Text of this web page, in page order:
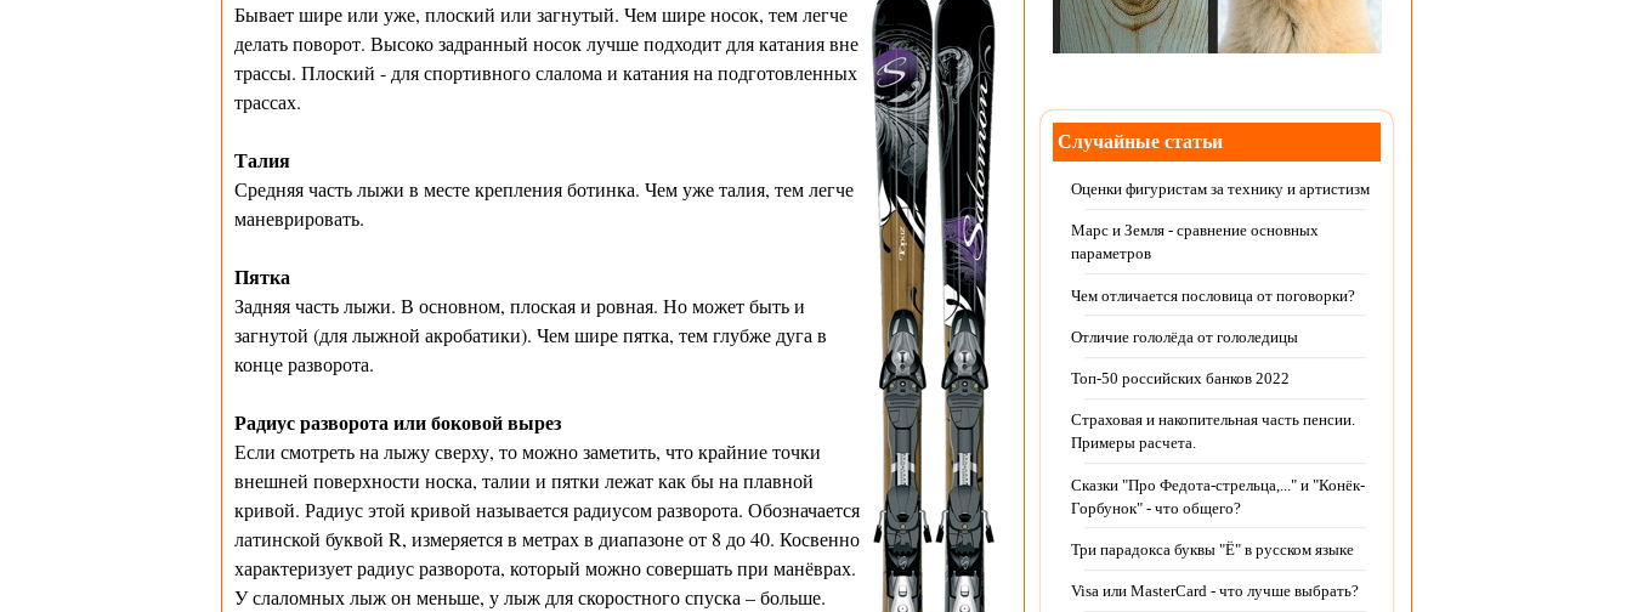
Бывает шире или уже, плоский или загнутый. Чем шире носок, тем легче
делать поворот. Высоко задранный носок лучше подходит для катания вне
трассы. Плоский - для спортивного слалома и катания на подготовленных
трассах.
Талия
Средняя часть лыжи в месте крепления ботинка. Чем уже талия, тем легче
маневрировать.
Пятка
Задняя часть лыжи. В основном, плоская и ровная. Но может быть и
загнутой (для лыжной акробатики). Чем шире пятка, тем глубже дуга в
конце разворота.
Радиус разворота или боковой вырез
Если смотреть на лыжу сверху, то можно заметить, что крайние точки
внешней поверхности носка, талии и пятки лежат как бы на плавной
кривой. Радиус этой кривой называется радиусом разворота. Обозначается
латинской буквой R, измеряется в метрах в диапазоне от 8 до 40. Косвенно
характеризует радиус разворота, который можно совершать при манёврах.
У слаломных лыж он меньше, у лыж для скоростного спуска – больше.
Случайные статьи
Оценки фигуристам за технику и артистизм
Марс и Земля - сравнение основных
параметров
Чем отличается пословица от поговорки?
Отличие гололёда от гололедицы
Топ-50 российских банков 2022
Страховая и накопительная часть пенсии.
Примеры расчета.
Сказки "Про Федота-стрельца,..." и "Конёк-
Горбунок" - что общего?
Три парадокса буквы "Ё" в русском языке
Visa или MasterCard - что лучше выбрать?